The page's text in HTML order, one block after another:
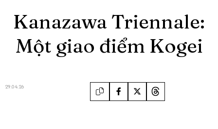
Kanazawa Triennale:
Một giao điểm Kogei
29.04.26